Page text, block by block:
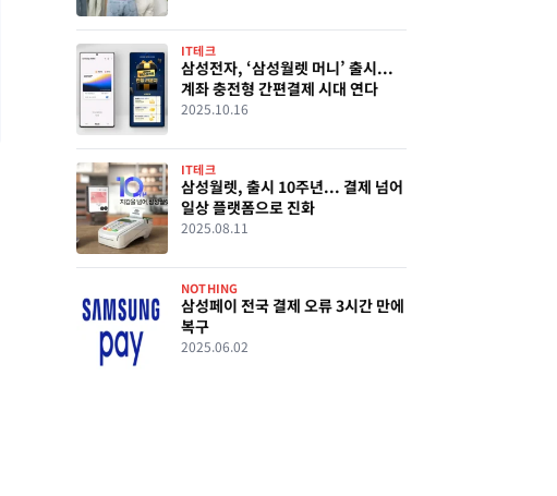
IT테크
삼성전자, ‘삼성월렛 머니’ 출시...
계좌 충전형 간편결제 시대 연다
2025.10.16
IT테크
삼성월렛, 출시 10주년... 결제 넘어
일상 플랫폼으로 진화
2025.08.11
NOTHING
삼성페이 전국 결제 오류 3시간 만에
복구
2025.06.02